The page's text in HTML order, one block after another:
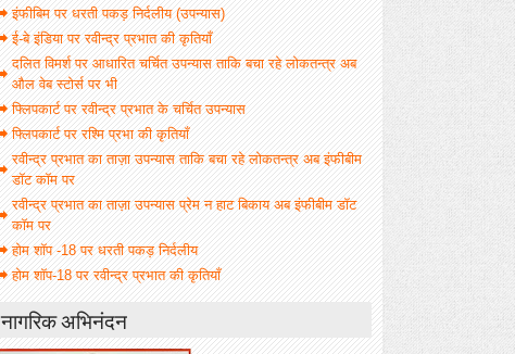
इंफीबिम पर धरती पकड़ निर्दलीय (उपन्यास)
ई-बे इंडिया पर रवीन्द्र प्रभात की कृतियाँ
दलित विमर्श पर आधारित चर्चित उपन्यास ताकि बचा रहे लोकतन्त्र अब
औल वेब स्टोर्स पर भी
फ्लिपकार्ट पर रवीन्द्र प्रभात के चर्चित उपन्यास
फ्लिपकार्ट पर रश्मि प्रभा की कृतियाँ
रवीन्द्र प्रभात का ताज़ा उपन्यास ताकि बचा रहे लोकतन्त्र अब इंफीबीम
डॉट कॉम पर
रवीन्द्र प्रभात का ताज़ा उपन्यास प्रेम न हाट बिकाय अब इंफीबीम डॉट
कॉम पर
होम शॉप -18 पर धरती पकड़ निर्दलीय
होम शॉप-18 पर रवीन्द्र प्रभात की कृतियाँ
नागरिक अभिनंदन